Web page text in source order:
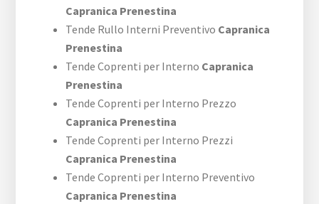
Capranica Prenestina
Tende Rullo Interni Preventivo Capranica
Prenestina
Tende Coprenti per Interno Capranica
Prenestina
Tende Coprenti per Interno Prezzo
Capranica Prenestina
Tende Coprenti per Interno Prezzi
Capranica Prenestina
Tende Coprenti per Interno Preventivo
Capranica Prenestina